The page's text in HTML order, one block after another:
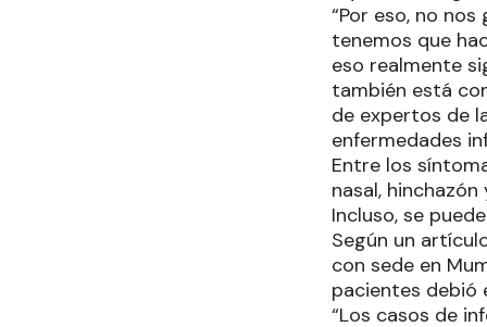
“Por eso, no
tenemos que
eso realmente
también está
de expertos de
enfermedades
Entre los
nasal,
Incluso, se
Según un
con sede en
pacientes debió
“Los casos de